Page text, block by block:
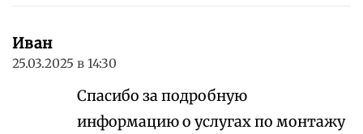
Иван
25.03.2025 в 14:30
Спасибо за подробную
информацию о услугах по монтажу